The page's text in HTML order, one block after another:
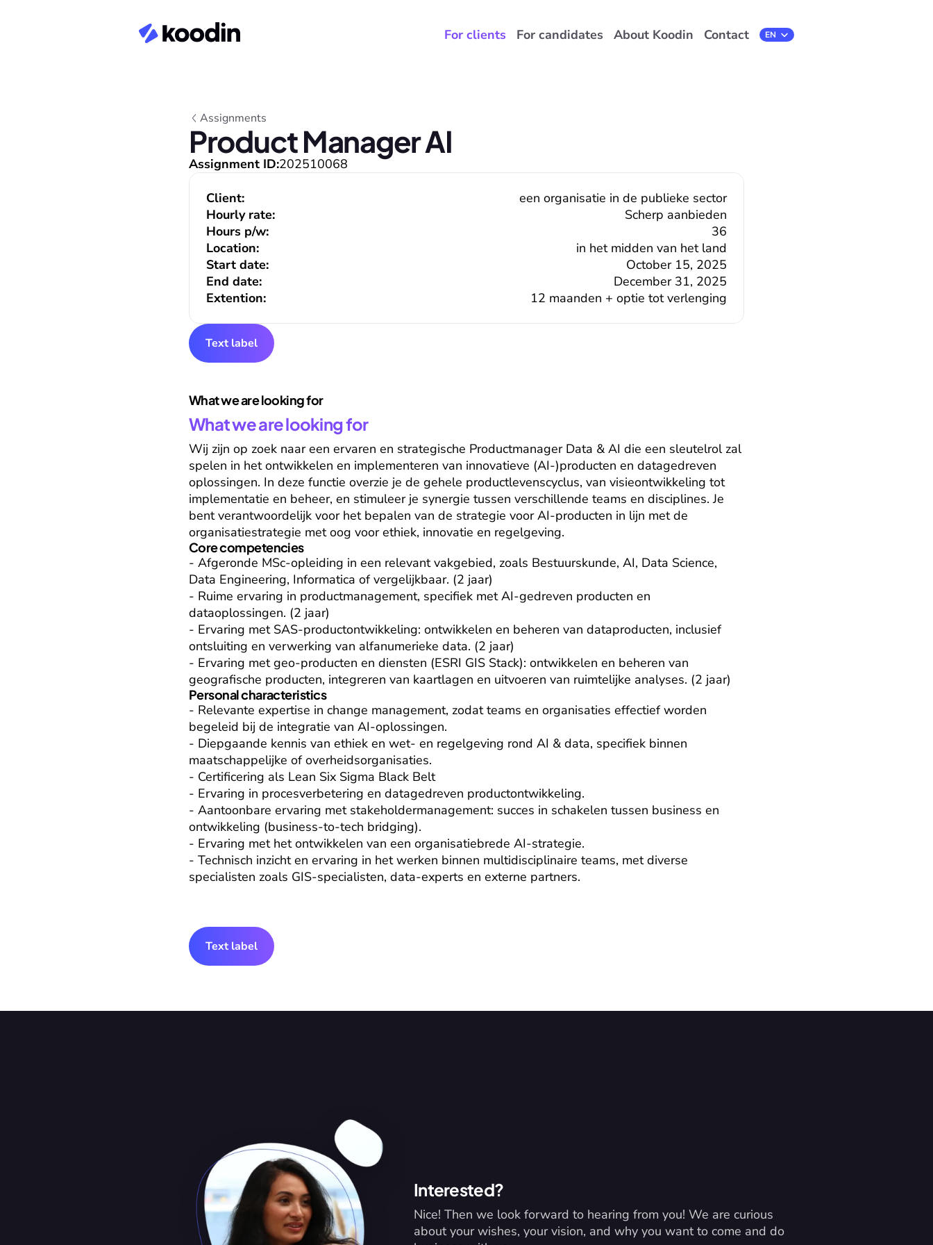
For clients For candidates About Koodin Contact Select Language
EN
Assignments
Product Manager AI
Assignment ID:202510068
Start date:
October 15, 2025
End date:
December 31, 2025
Extention:
12 maanden + optie tot verlenging
Client:
een organisatie in de publieke sector
Hourly rate:
Scherp aanbieden
Hours p/w:
36
Location:
in het midden van het land
Text label
What we are looking for
What we are looking for
Wij zijn op zoek naar een ervaren en strategische Productmanager Data & AI die een sleutelrol zal
spelen in het ontwikkelen en implementeren van innovatieve (AI-)producten en datagedreven
oplossingen. In deze functie overzie je de gehele productlevenscyclus, van visieontwikkeling tot
implementatie en beheer, en stimuleer je synergie tussen verschillende teams en disciplines. Je
bent verantwoordelijk voor het bepalen van de strategie voor AI-producten in lijn met de
organisatiestrategie met oog voor ethiek, innovatie en regelgeving.
Core competencies
- Afgeronde MSc-opleiding in een relevant vakgebied, zoals Bestuurskunde, AI, Data Science,
Data Engineering, Informatica of vergelijkbaar. (2 jaar)
- Ruime ervaring in productmanagement, specifiek met AI-gedreven producten en
dataoplossingen. (2 jaar)
- Ervaring met SAS-productontwikkeling: ontwikkelen en beheren van dataproducten, inclusief
ontsluiting en verwerking van alfanumerieke data. (2 jaar)
- Ervaring met geo-producten en diensten (ESRI GIS Stack): ontwikkelen en beheren van
geografische producten, integreren van kaartlagen en uitvoeren van ruimtelijke analyses. (2 jaar)
Personal characteristics
- Relevante expertise in change management, zodat teams en organisaties effectief worden
begeleid bij de integratie van AI-oplossingen.
- Diepgaande kennis van ethiek en wet- en regelgeving rond AI & data, specifiek binnen
maatschappelijke of overheidsorganisaties.
- Certificering als Lean Six Sigma Black Belt
- Ervaring in procesverbetering en datagedreven productontwikkeling.
- Aantoonbare ervaring met stakeholdermanagement: succes in schakelen tussen business en
ontwikkeling (business-to-tech bridging).
- Ervaring met het ontwikkelen van een organisatiebrede AI-strategie.
- Technisch inzicht en ervaring in het werken binnen multidisciplinaire teams, met diverse
specialisten zoals GIS-specialisten, data-experts en externe partners.
Text label
Interested?
Nice! Then we look forward to hearing from you! We are curious
about your wishes, your vision, and why you want to come and do